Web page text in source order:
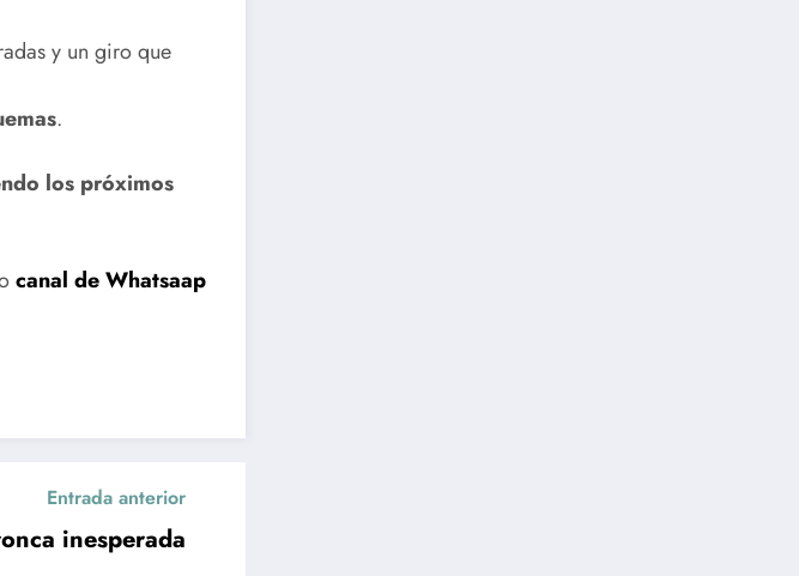
y un giro que
.
los próximos
canal de Whatsaap
Entrada anterior
inesperada